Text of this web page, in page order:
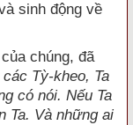
sinh động về
chúng, đã
các Tỳ-kheo, Ta
có nói. Nếu Ta
Ta. Và những ai